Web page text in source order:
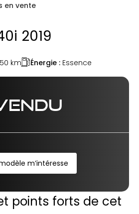
en vente
2019
km Énergie : Essence
m’intéresse
points forts de cet